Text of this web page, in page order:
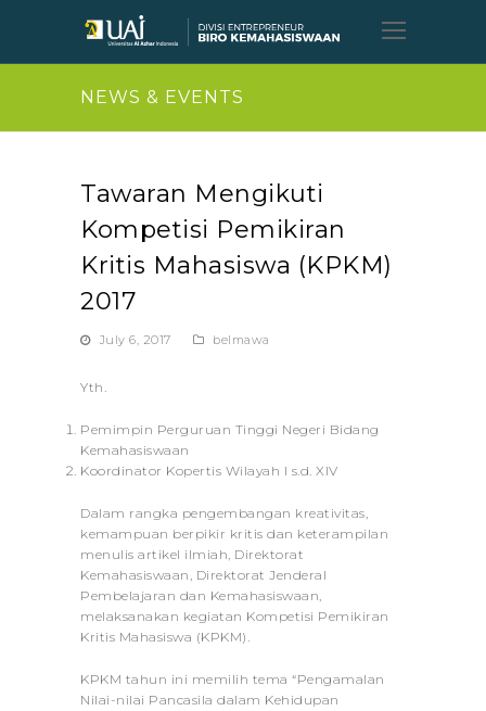
Open
Mobile
NEWS & EVENTS
Tawaran Mengikuti
Kompetisi Pemikiran
Kritis Mahasiswa (KPKM)
2017
July 6, 2017 belmawa
Yth.
Pemimpin Perguruan Tinggi Negeri Bidang
Kemahasiswaan
Koordinator Kopertis Wilayah I s.d. XIV
Dalam rangka pengembangan kreativitas,
kemampuan berpikir kritis dan keterampilan
menulis artikel ilmiah, Direktorat
Kemahasiswaan, Direktorat Jenderal
Pembelajaran dan Kemahasiswaan,
melaksanakan kegiatan Kompetisi Pemikiran
Kritis Mahasiswa (KPKM).
KPKM tahun ini memilih tema “Pengamalan
Nilai-nilai Pancasila dalam Kehidupan